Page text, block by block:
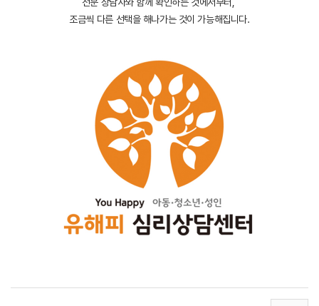
전문 상담사와 함께 확인하는 것에서부터,
조금씩 다른 선택을 해나가는 것이 가능해집니다.